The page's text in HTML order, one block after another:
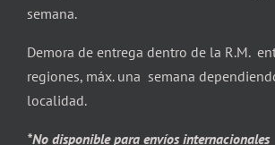
semana.
Demora de entrega dentro de la R.M.
regiones, máx. una semana
localidad.
*No disponible para envíos internacionales